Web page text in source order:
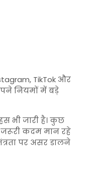
, TikTok और
नियमों में बड़े
भी जारी है। कुछ
जरूरी कदम मान रहे
पर असर डालने